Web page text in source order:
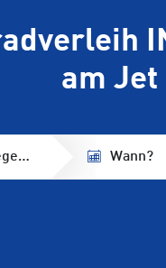
am Jet
Flachau gegenüber AchterjetWann?